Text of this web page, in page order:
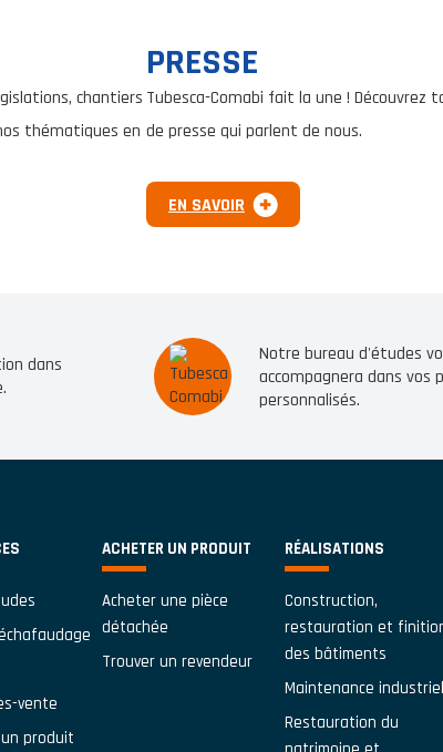
chantiers
thématiques en
PRESSE
Tubesca-Comabi fait la une ! Découvrez
de presse qui parlent de nous.
EN SAVOIR
dans
Notre bureau d'études
accompagnera dans vos
personnalisés.
vente
produit
ACHETER UN PRODUIT
Acheter une pièce
détachée
Trouver un revendeur
RÉALISATIONS
Construction,
restauration et
des bâtiments
Maintenance
Restauration du